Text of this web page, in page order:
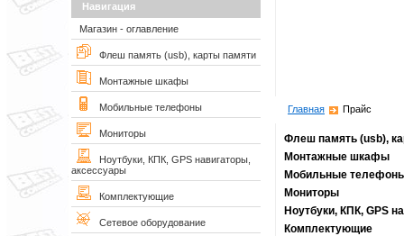
Навигация
Магазин - оглавление
Флеш память (usb), карты памяти
Монтажные шкафы
Мобильные телефоны
Мониторы
Ноутбуки, КПК, GPS навигаторы,
аксессуары
Комплектующие
Сетевое оборудование
Главная Прайс
Флеш память (usb),
Монтажные шкафы
Мобильные
Мониторы
Ноутбуки, КПК, GPS
Комплектующие